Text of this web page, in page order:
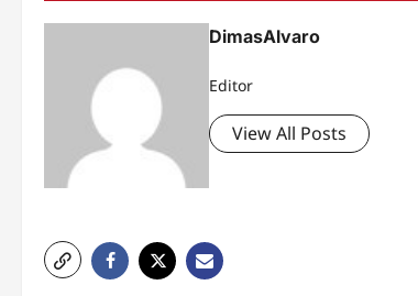
DimasAlvaro
Editor
View All Posts